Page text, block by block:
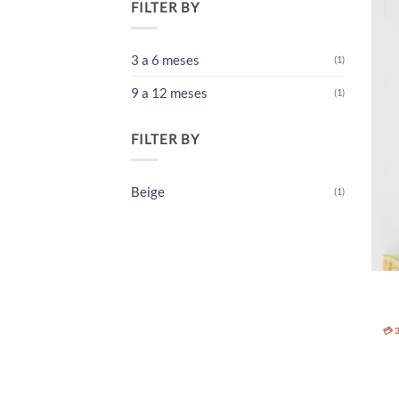
FILTER BY
3 a 6 meses (1)
9 a 12 meses (1)
FILTER BY
Beige (1)
💳